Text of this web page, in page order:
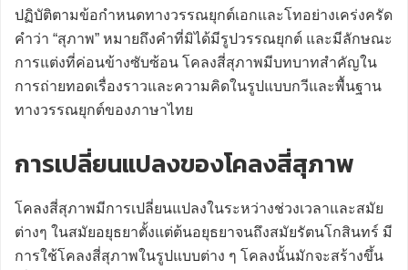
ปฏิบัติตามข้อกำหนดทางวรรณยุกต์เอกและโทอย่างเคร่งครัด
คำว่า “สุภาพ” หมายถึงคำที่มิได้มีรูปวรรณยุกต์ และมีลักษณะ
การแต่งที่ค่อนข้างซับซ้อน โคลงสี่สุภาพมีบทบาทสำคัญใน
การถ่ายทอดเรื่องราวและความคิดในรูปแบบกวีและพื้นฐาน
ทางวรรณยุกต์ของภาษาไทย
การเปลี่ยนแปลงของโคลงสี่สุภาพ
โคลงสี่สุภาพมีการเปลี่ยนแปลงในระหว่างช่วงเวลาและสมัย
ต่างๆ ในสมัยอยุธยาตั้งแต่ต้นอยุธยาจนถึงสมัยรัตนโกสินทร์ มี
การใช้โคลงสี่สุภาพในรูปแบบต่าง ๆ โคลงนั้นมักจะสร้างขึ้น